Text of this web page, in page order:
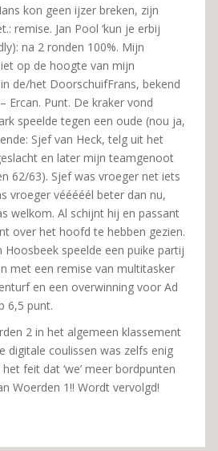
kon geen ijzer breken, zijn
remise. Jan Pool ‘kun je erbij
na 2 ronden 100%. Mijn
op de hoogte van mijn
de/het DoorschuifFrans, bekend
Ercan. Punt. De kraker vond
speelde tegen een oude (nou ja,
Sjef van Heck, telg uit het
en later mijn teamgenoot
62/63). Sjef was vroeger net iets
vroeger vééééél beter dan nu,
welkom. Al schijnt hij en passant
over het hoofd te hebben gezien.
Hoosbeek speelde een puike partij
met een remise van multitasker
en een overwinning voor Ad
6,5 punt.
2 in het algemeen klassement
digitale coulissen was zelfs enig
feit dat ‘we’ meer bordpunten
Woerden 1!! Wordt vervolgd!